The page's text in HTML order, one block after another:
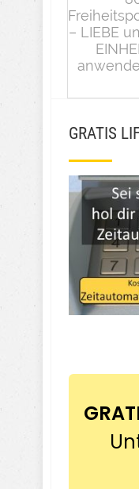
– LIEBE
GRATIS